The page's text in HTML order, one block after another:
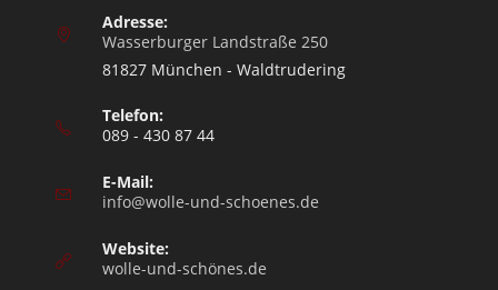
Adresse:
Wasserburger Landstraße 250
81827 München - Waldtrudering
Telefon:
089 - 430 87 44
E-Mail:
info@wolle-und-schoenes.de
Website:
wolle-und-schönes.de